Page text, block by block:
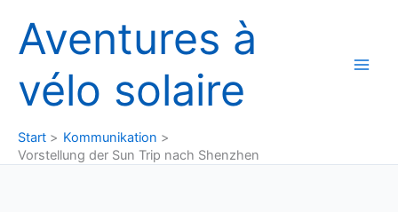
Inhalt
springen
Aventures à
vélo solaire
Start
Kommunikation
Vorstellung der Sun Trip nach Shenzhen